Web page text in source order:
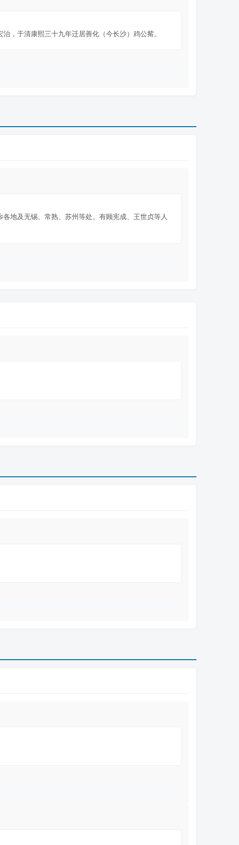
，于清康熙三十九年迁居善化（今长沙）鸡公觜。
地及无锡、常熟、苏州等处。有顾宪成、王世贞等人